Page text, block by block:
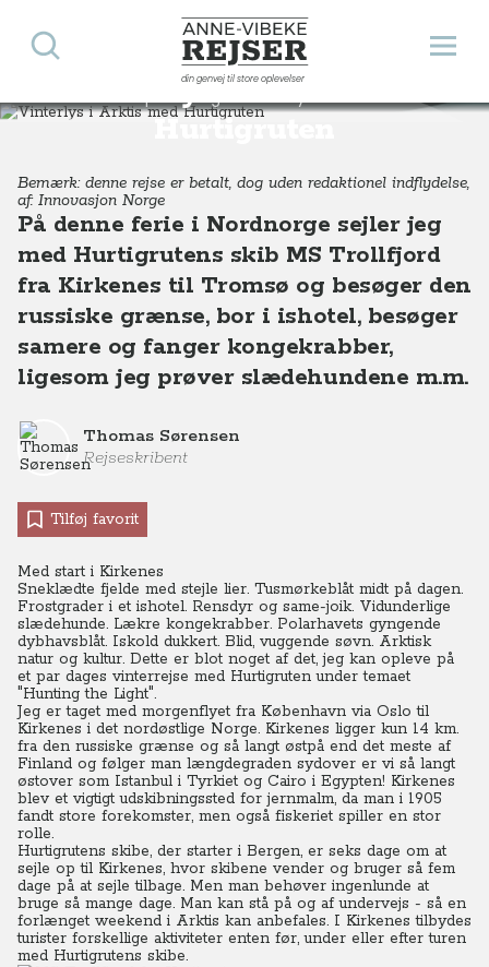
Anne-Vibeke Rejser
din genvej til store oplevelser
Åbn
Søg
Vinterlys i Arktis med
Hurtigruten
Destinationer Europa Norge Vinterlys i Arktis med Hurtigruten, Nordnorge
Bemærk: denne rejse er betalt, dog uden redaktionel indflydelse,
af: Innovasjon Norge
På denne ferie i Nordnorge sejler jeg
med Hurtigrutens skib MS Trollfjord
fra Kirkenes til Tromsø og besøger den
russiske grænse, bor i ishotel, besøger
samere og fanger kongekrabber,
ligesom jeg prøver slædehundene m.m.
Thomas Sørensen
Rejseskribent
Tilføj favorit
Med start i Kirkenes
Sneklædte fjelde med stejle lier. Tusmørkeblåt midt på dagen.
Frostgrader i et ishotel. Rensdyr og same-joik. Vidunderlige
slædehunde. Lækre kongekrabber. Polarhavets gyngende
dybhavsblåt. Iskold dukkert. Blid, vuggende søvn. Arktisk
natur og kultur. Dette er blot noget af det, jeg kan opleve på
et par dages vinterrejse med Hurtigruten under temaet
"Hunting the Light".
Jeg er taget med morgenflyet fra København via Oslo til
Kirkenes i det nordøstlige Norge. Kirkenes ligger kun 14 km.
fra den russiske grænse og så langt østpå end det meste af
Finland og følger man længdegraden sydover er vi så langt
østover som Istanbul i Tyrkiet og Cairo i Egypten! Kirkenes
blev et vigtigt udskibningssted for jernmalm, da man i 1905
fandt store forekomster, men også fiskeriet spiller en stor
rolle.
Hurtigrutens skibe, der starter i Bergen, er seks dage om at
sejle op til Kirkenes, hvor skibene vender og bruger så fem
dage på at sejle tilbage. Men man behøver ingenlunde at
bruge så mange dage. Man kan stå på og af undervejs - så en
forlænget weekend i Arktis kan anbefales. I Kirkenes tilbydes
turister forskellige aktiviteter enten før, under eller efter turen
med Hurtigrutens skibe.